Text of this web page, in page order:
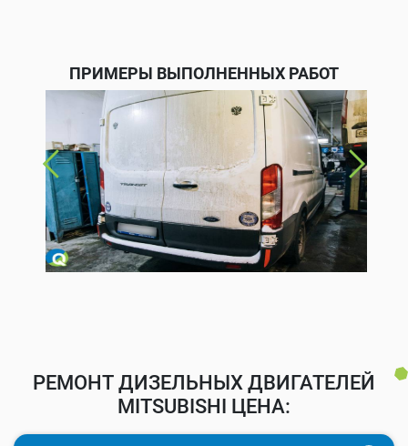
ПРИМЕРЫ ВЫПОЛНЕННЫХ РАБОТ
РЕМОНТ ДИЗЕЛЬНЫХ ДВИГАТЕЛЕЙ
MITSUBISHI ЦЕНА: